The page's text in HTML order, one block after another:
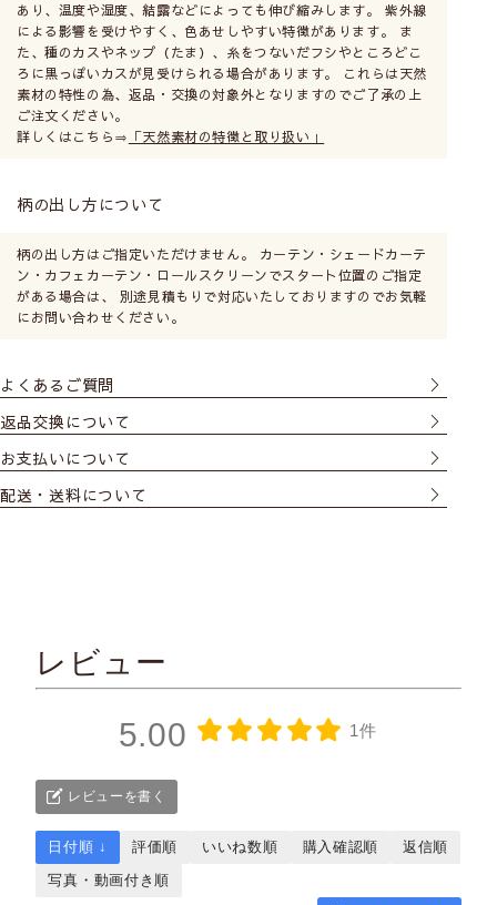
あり、温度や湿度、結露などによっても伸び縮みします。 紫外線
による影響を受けやすく、色あせしやすい特徴があります。 ま
た、種のカスやネップ（たま）、糸をつないだフシやところどこ
ろに黒っぽいカスが見受けられる場合があります。 これらは天然
素材の特性の為、返品・交換の対象外となりますのでご了承の上
ご注文ください。
詳しくはこちら⇒ 「天然素材の特徴と取り扱い」
柄の出し方について
柄の出し方はご指定いただけません。 カーテン・シェードカーテ
ン・カフェカーテン・ロールスクリーンでスタート位置のご指定
がある場合は、 別途見積もりで対応いたしておりますのでお気軽
にお問い合わせください。
よくあるご質問
返品交換について
お支払いについて
配送・送料について
レビュー
5.00 1件
レビューを書く
日付順 ↓ 評価順 いいね数順 購入確認順
返信順
写真・動画付き順